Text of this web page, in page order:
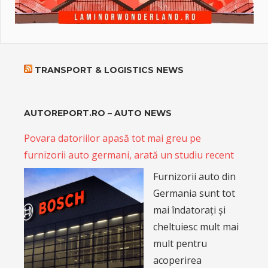
TRANSPORT & LOGISTICS NEWS
AUTOREPORT.RO – AUTO NEWS
Povara datoriilor apasă tot mai greu pe
furnizorii auto germani, arată un studiu recent
Furnizorii auto din
Germania sunt tot
mai îndatorați și
cheltuiesc mult mai
mult pentru
acoperirea